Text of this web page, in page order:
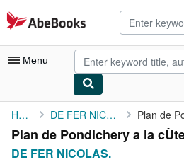
Skip to main content
AbeBooks.com
Menu
My Account
My Purchases
Home DE FER NICOLAS.
Plan de Pondichery a la
DE FER NICOLAS.